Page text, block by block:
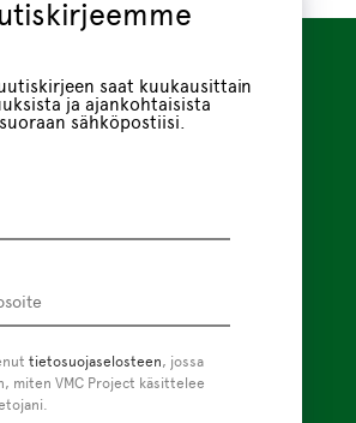
saat kuukausittain
ja ajankohtaisista
sähköpostiisi.
*
tietosuojaselosteen, jossa
miten VMC Project käsittelee